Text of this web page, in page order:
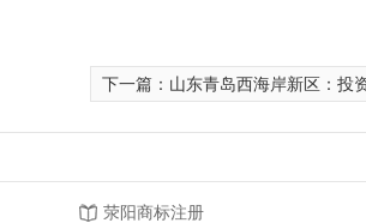
下一篇： 山东青岛西海岸新区：投资11.8亿元
荥阳商标注册